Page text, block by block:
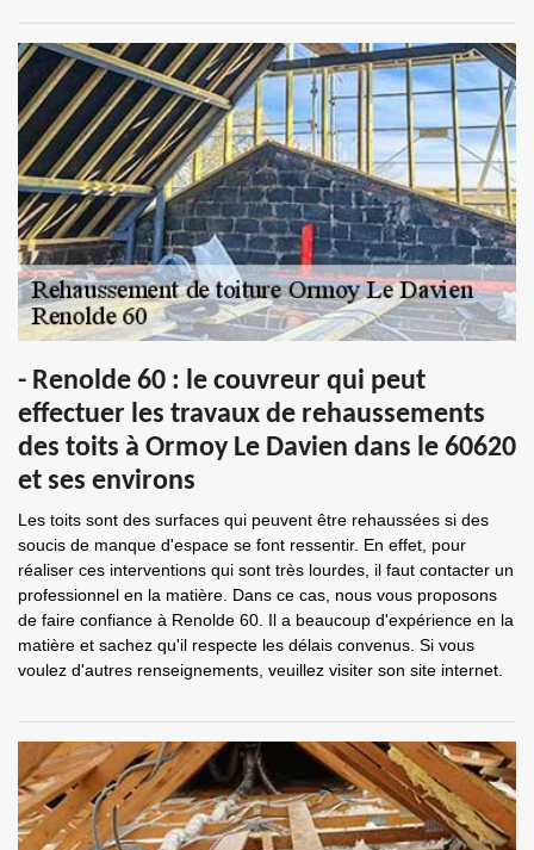
- Renolde 60 : le couvreur qui peut
effectuer les travaux de rehaussements
des toits à Ormoy Le Davien dans le 60620
et ses environs
Les toits sont des surfaces qui peuvent être rehaussées si des
soucis de manque d'espace se font ressentir. En effet, pour
réaliser ces interventions qui sont très lourdes, il faut contacter un
professionnel en la matière. Dans ce cas, nous vous proposons
de faire confiance à Renolde 60. Il a beaucoup d'expérience en la
matière et sachez qu'il respecte les délais convenus. Si vous
voulez d'autres renseignements, veuillez visiter son site internet.